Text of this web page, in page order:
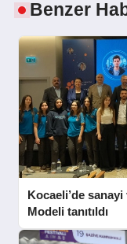
Benzer
Kocaeli’de
Modeli tanıtıldı